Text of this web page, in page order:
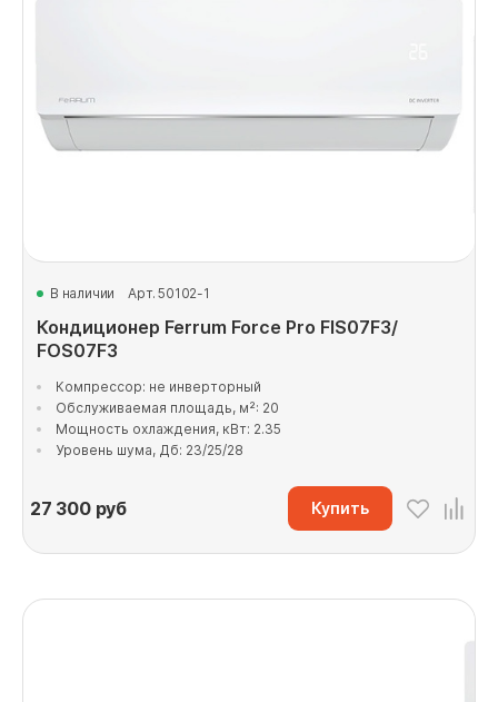
В наличии Арт. 50102-1
Кондиционер Ferrum Force Pro FIS07F3/
FOS07F3
Компрессор: не инверторный
Обслуживаемая площадь, м²: 20
Мощность охлаждения, кВт: 2.35
Уровень шума, Дб: 23/25/28
27 300руб Купить